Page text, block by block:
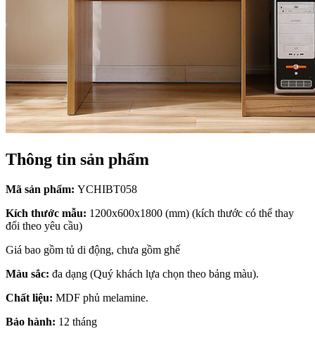
Thông tin sản phẩm
Mã sản phẩm: YCHIBT058
Kích thước mẫu: 1200x600x1800 (mm) (kích thước có thể thay
đổi theo yêu cầu)
Giá bao gồm tủ di động, chưa gồm ghế
Màu sắc: đa dạng (Quý khách lựa chọn theo bảng màu).
Chất liệu: MDF phủ melamine.
Bảo hành: 12 tháng